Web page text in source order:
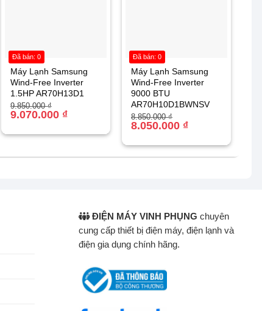
Máy Lạnh Samsung
Wind-Free Inverter
1.5HP AR70H13D1
9.850.000₫
Giá
gốc
9.070.000 ₫
Giá
hiện
9.070.000 ₫.
Đã bán: 0
Máy Lạnh Samsung
Wind-Free Inverter
9000 BTU
AR70H10D1BWNSV
8.850.000₫
Giá
gốc
8.050.000 ₫
Giá
hiện
8.050.000 ₫.
Đã bán: 0
ĐIỆN MÁY VINH PHỤNG chuyên
cung cấp thiết bị điện máy, điện lạnh và
điện gia dụng chính hãng.